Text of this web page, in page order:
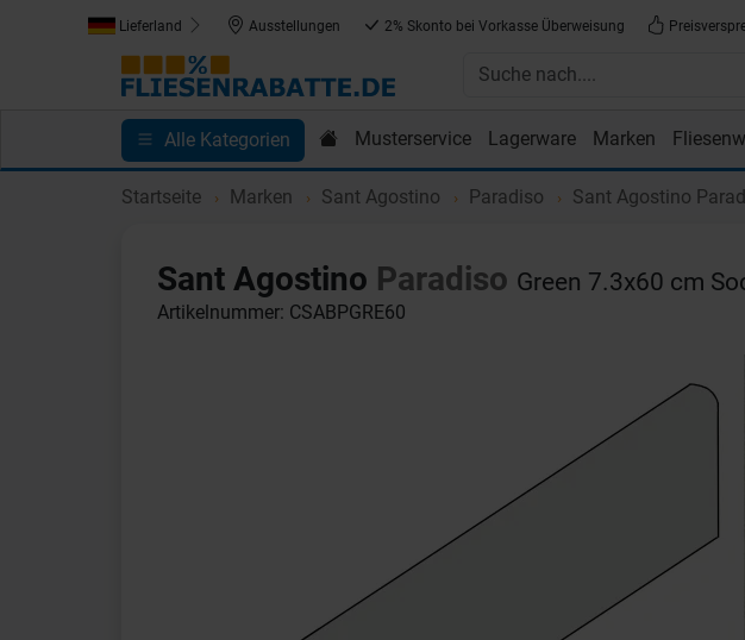
Lieferland Ausstellungen 2% Skonto bei Vorkasse Überweisung
Alle Kategorien Musterservice Lagerware Marken
Kundenprojekte Blog Einkaufen bei Fliesenrabatte.de
Startseite Marken Sant Agostino Paradiso Sant Agostino
Sant Agostino Paradiso Green 7.3x60 cm
Artikelnummer: CSABPGRE60